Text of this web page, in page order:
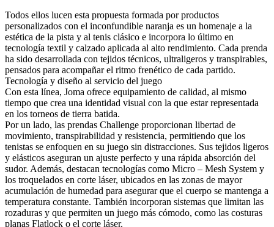
Todos ellos lucen esta propuesta formada por productos
personalizados con el inconfundible naranja es un homenaje a la
estética de la pista y al tenis clásico e incorpora lo último en
tecnología textil y calzado aplicada al alto rendimiento. Cada prenda
ha sido desarrollada con tejidos técnicos, ultraligeros y transpirables,
pensados para acompañar el ritmo frenético de cada partido.
Tecnología y diseño al servicio del juego
Con esta línea, Joma ofrece equipamiento de calidad, al mismo
tiempo que crea una identidad visual con la que estar representada
en los torneos de tierra batida.
Por un lado, las prendas Challenge proporcionan libertad de
movimiento, transpirabilidad y resistencia, permitiendo que los
tenistas se enfoquen en su juego sin distracciones. Sus tejidos ligeros
y elásticos aseguran un ajuste perfecto y una rápida absorción del
sudor. Además, destacan tecnologías como Micro – Mesh System y
los troquelados en corte láser, ubicados en las zonas de mayor
acumulación de humedad para asegurar que el cuerpo se mantenga a
temperatura constante. También incorporan sistemas que limitan las
rozaduras y que permiten un juego más cómodo, como las costuras
planas Flatlock o el corte láser.